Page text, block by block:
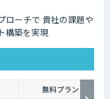
ローチで 貴社の課題や
構築を実現
無料プラン